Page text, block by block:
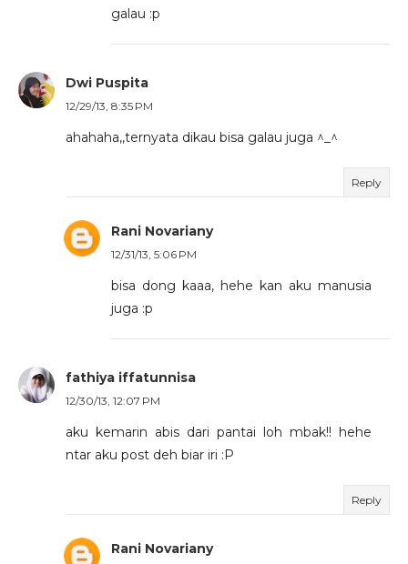
galau :p
Dwi Puspita
12/29/13, 8:35 PM
ahahaha,,ternyata dikau bisa galau juga ^_^
Reply
Rani Novariany
12/31/13, 5:06 PM
bisa dong kaaa, hehe kan aku manusia
juga :p
fathiya iffatunnisa
12/30/13, 12:07 PM
aku kemarin abis dari pantai loh mbak!! hehe
ntar aku post deh biar iri :P
Reply
Rani Novariany